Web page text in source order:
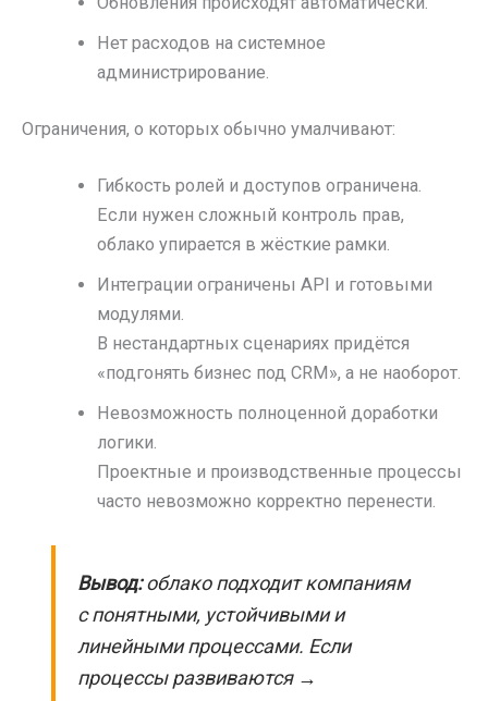
Нет расходов на системное
администрирование.
Ограничения, о которых обычно умалчивают:
Гибкость ролей и доступов ограничена.
Если нужен сложный контроль прав,
облако упирается в жёсткие рамки.
Интеграции ограничены API и готовыми
модулями.
В нестандартных сценариях придётся
«подгонять бизнес под CRM», а не наоборот.
Невозможность полноценной доработки
логики.
Проектные и производственные процессы
часто невозможно корректно перенести.
Вывод:облако подходит компаниям
с понятными, устойчивыми и
линейными процессами. Если
процессы развиваются →